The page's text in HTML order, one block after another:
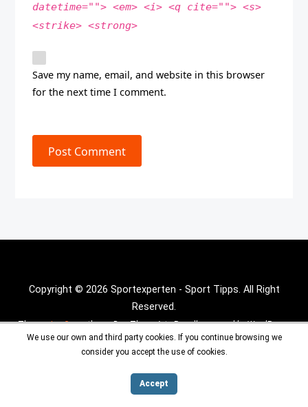
datetime=""> <em> <i> <q cite=""> <s>
<strike> <strong>
Save my name, email, and website in this browser
for the next time I comment.
Post Comment
Copyright © 2026 Sportexperten - Sport Tipps. All Right
Reserved.
Theme :Inx Gametheme By aThemeArt - Proudly powered by WordPress.
We use our own and third party cookies. If you continue browsing we
consider you accept the use of cookies.
Accept